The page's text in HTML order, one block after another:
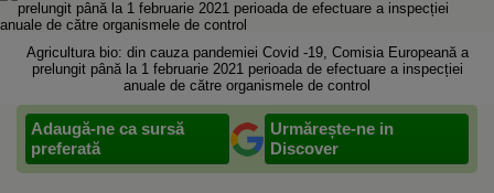
Agricultura bio: din cauza pandemiei Covid -19, Comisia Europeană a
prelungit până la 1 februarie 2021 perioada de efectuare a inspecției
anuale de către organismele de control
Adaugă-ne ca sursă
preferată
Urmărește-ne in
Discover